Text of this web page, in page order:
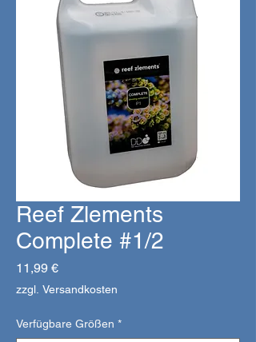
Reef Zlements
Complete #1/2
11,99 €Preis
zzgl. Versandkosten
Verfügbare Größen *